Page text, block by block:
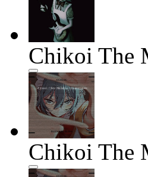
Chikoi The
Chikoi The